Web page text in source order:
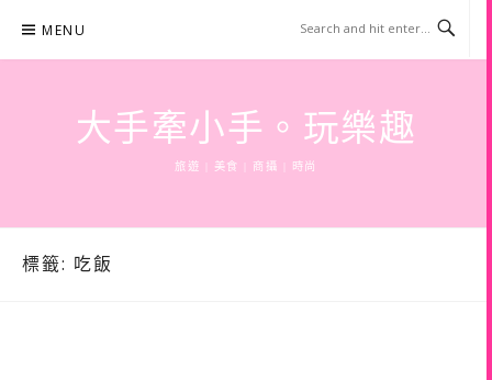
content
MENU
大手牽小手。玩樂趣
旅遊 | 美食 | 商攝 | 時尚
標籤: 吃飯